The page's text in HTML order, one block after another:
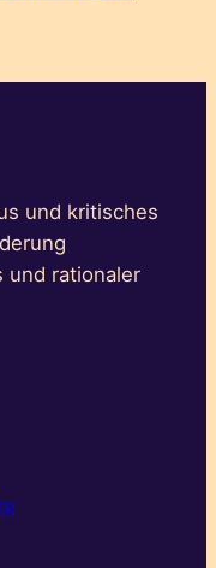
und kritisches
und rationaler